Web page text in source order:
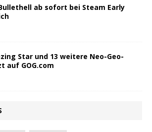
ab sofort bei Steam Early
Star und 13 weitere Neo-Geo-
auf GOG.com